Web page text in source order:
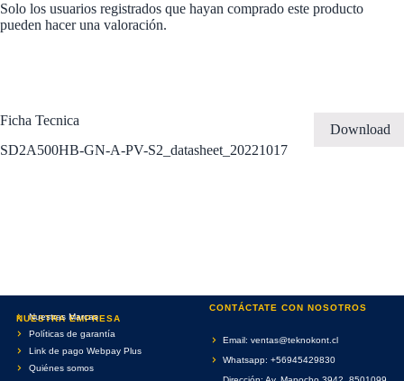
Solo los usuarios registrados que hayan comprado este producto
pueden hacer una valoración.
Ficha Tecnica
Download
SD2A500HB-GN-A-PV-S2_datasheet_20221017
NUESTRA EMPRESA
Nuestras Marcas
Políticas de garantía
Link de pago Webpay Plus
Quiénes somos
CONTÁCTATE CON NOSOTROS
Email: ventas@teknokont.cl
Whatsapp: +56945429830